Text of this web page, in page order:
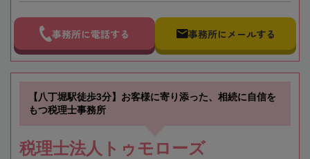
事務所に電話する 事務所にメールする
【八丁堀駅徒歩3分】お客様に寄り添った、相続に自信を
もつ税理士事務所
税理士法人トゥモローズ